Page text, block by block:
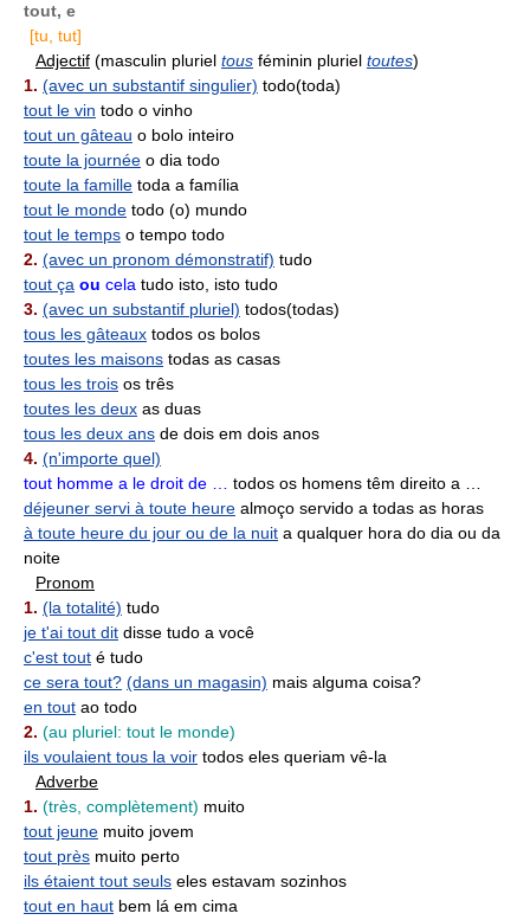
tout, e
[tu, tut]
Adjectif (masculin pluriel tous féminin pluriel toutes)
1. (avec un substantif singulier) todo(toda)
tout le vin todo o vinho
tout un gâteau o bolo inteiro
toute la journée o dia todo
toute la famille toda a família
tout le monde todo (o) mundo
tout le temps o tempo todo
2. (avec un pronom démonstratif) tudo
tout ça ou cela tudo isto, isto tudo
3. (avec un substantif pluriel) todos(todas)
tous les gâteaux todos os bolos
toutes les maisons todas as casas
tous les trois os três
toutes les deux as duas
tous les deux ans de dois em dois anos
4. (n'importe quel)
tout homme a le droit de …
todos os homens têm direito a …
déjeuner servi à toute heure almoço servido a todas as horas
à toute heure du jour ou de la nuit a qualquer hora do dia ou da
noite
Pronom
1. (la totalité) tudo
je t'ai tout dit disse tudo a você
c'est tout é tudo
ce sera tout? (dans un magasin) mais alguma coisa?
en tout ao todo
2. (au pluriel: tout le monde)
ils voulaient tous la voir todos eles queriam vê-la
Adverbe
1. (très, complètement) muito
tout jeune muito jovem
tout près muito perto
ils étaient tout seuls eles estavam sozinhos
tout en haut bem lá em cima